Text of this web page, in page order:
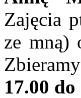
Zajęcia
ze mną)
17.00 do